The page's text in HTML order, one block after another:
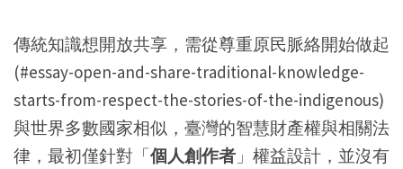
傳統知識想開放共享，需從尊重原民脈絡開始做起
(#essay-open-and-share-traditional-knowledge-
starts-from-respect-the-stories-of-the-indigenous)
與世界多數國家相似，臺灣的智慧財產權與相關法
律，最初僅針對「個人創作者 」權益設計，並沒有